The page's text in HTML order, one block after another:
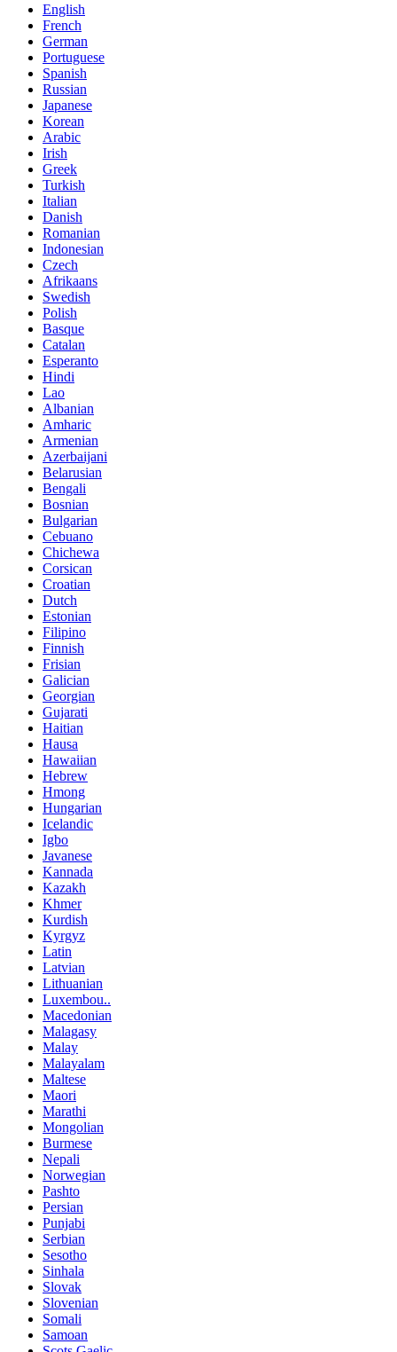
English
French
German
Portuguese
Spanish
Russian
Japanese
Korean
Arabic
Irish
Greek
Turkish
Italian
Danish
Romanian
Indonesian
Czech
Afrikaans
Swedish
Polish
Basque
Catalan
Esperanto
Hindi
Lao
Albanian
Amharic
Armenian
Azerbaijani
Belarusian
Bengali
Bosnian
Bulgarian
Cebuano
Chichewa
Corsican
Croatian
Dutch
Estonian
Filipino
Finnish
Frisian
Galician
Georgian
Gujarati
Haitian
Hausa
Hawaiian
Hebrew
Hmong
Hungarian
Icelandic
Igbo
Javanese
Kannada
Kazakh
Khmer
Kurdish
Kyrgyz
Latin
Latvian
Lithuanian
Luxembou..
Macedonian
Malagasy
Malay
Malayalam
Maltese
Maori
Marathi
Mongolian
Burmese
Nepali
Norwegian
Pashto
Persian
Punjabi
Serbian
Sesotho
Sinhala
Slovak
Slovenian
Somali
Samoan